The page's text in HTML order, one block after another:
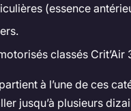
(essence
classés Crit’Air
à l’une de ces
jusqu’à plusieurs